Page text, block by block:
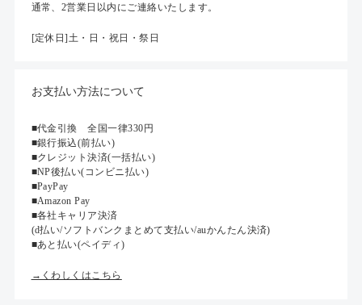
通常、2営業日以内にご連絡いたします。
[定休日]土・日・祝日・祭日
お支払い方法について
■代金引換 全国一律330円
■銀行振込(前払い)
■クレジット決済(一括払い)
■NP後払い(コンビニ払い)
■PayPay
■Amazon Pay
■各社キャリア決済
(d払い/ソフトバンクまとめて支払い/auかんたん決済)
■あと払い(ペイディ)
→くわしくはこちら